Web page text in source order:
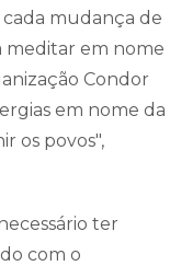
cada mudança de
meditar em nome
Condor
em nome da
os povos",
ter
com o